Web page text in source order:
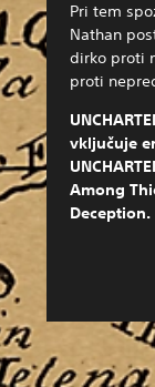
Pri tem
Nathan
dirko proti
proti
vključuje
Among
Deception.